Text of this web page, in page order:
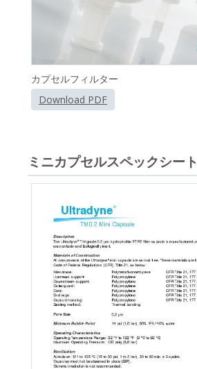
カプセルフィルター
Download PDF
ミニカプセルスペックシート